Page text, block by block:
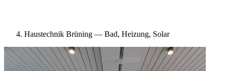
Haustechnik Brüning — Bad, Heizung, Solar